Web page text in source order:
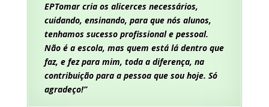
EPTomar cria os alicerces necessários,
cuidando, ensinando, para que nós alunos,
tenhamos sucesso profissional e pessoal.
Não é a escola, mas quem está lá dentro que
faz, e fez para mim, toda a diferença, na
contribuição para a pessoa que sou hoje. Só
agradeço!”